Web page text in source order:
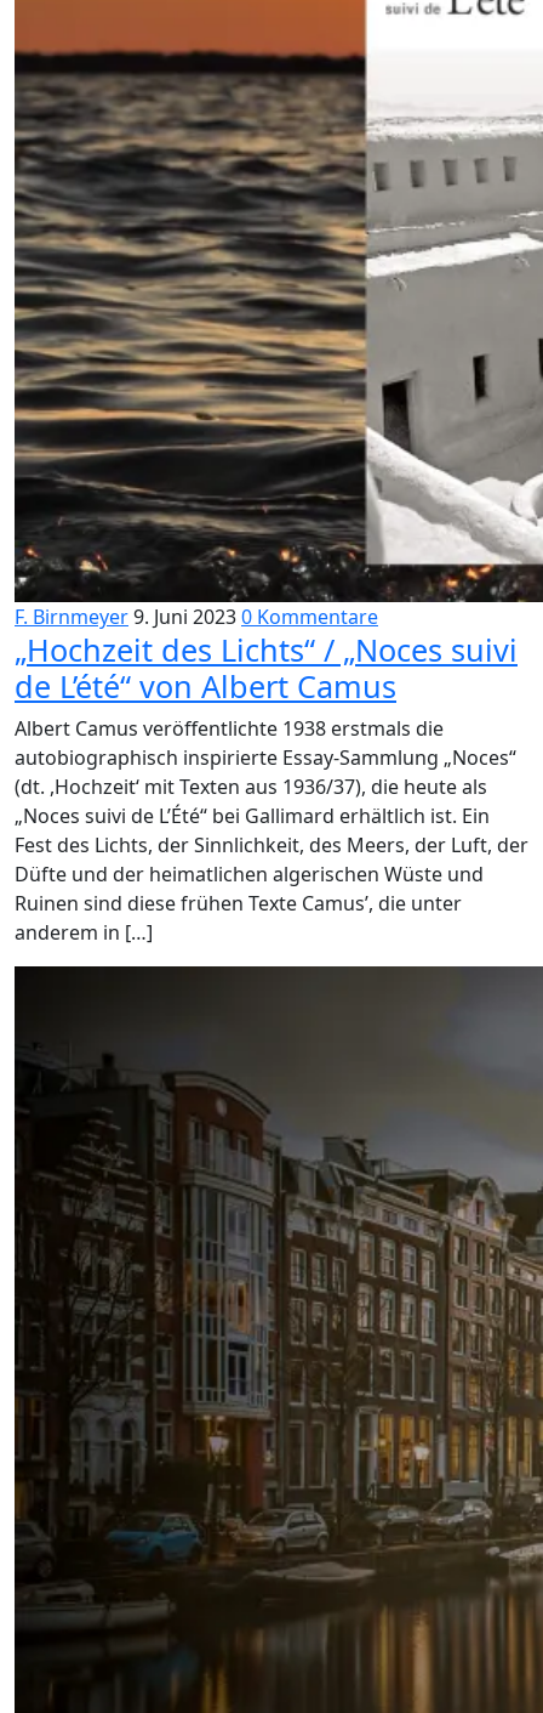
F. Birnmeyer9. Juni 20230 Kommentare
„Hochzeit des Lichts“ / „Noces suivi
de L’été“ von Albert Camus
Albert Camus veröffentlichte 1938 erstmals die
autobiographisch inspirierte Essay-Sammlung „Noces“
(dt. ,Hochzeit‘ mit Texten aus 1936/37), die heute als
„Noces suivi de L’Été“ bei Gallimard erhältlich ist. Ein
Fest des Lichts, der Sinnlichkeit, des Meers, der Luft, der
Düfte und der heimatlichen algerischen Wüste und
Ruinen sind diese frühen Texte Camus’, die unter
anderem in […]